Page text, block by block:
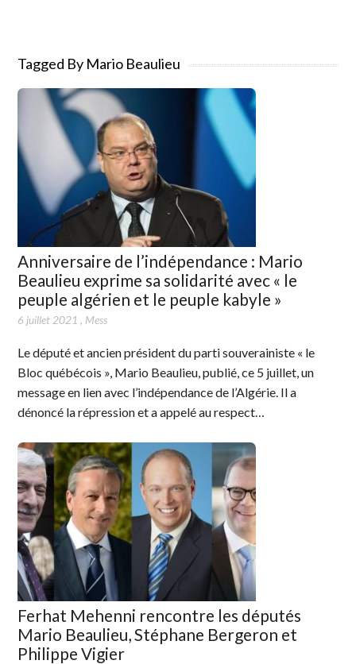
Tagged By Mario Beaulieu
Anniversaire de l’indépendance : Mario
Beaulieu exprime sa solidarité avec « le
peuple algérien et le peuple kabyle »
6 juillet 2021 , Mess
Le député et ancien président du parti souverainiste « le
Bloc québécois », Mario Beaulieu, publié, ce 5 juillet, un
message en lien avec l’indépendance de l’Algérie. Il a
dénoncé la répression et a appelé au respect…
Ferhat Mehenni rencontre les députés
Mario Beaulieu, Stéphane Bergeron et
Philippe Vigier